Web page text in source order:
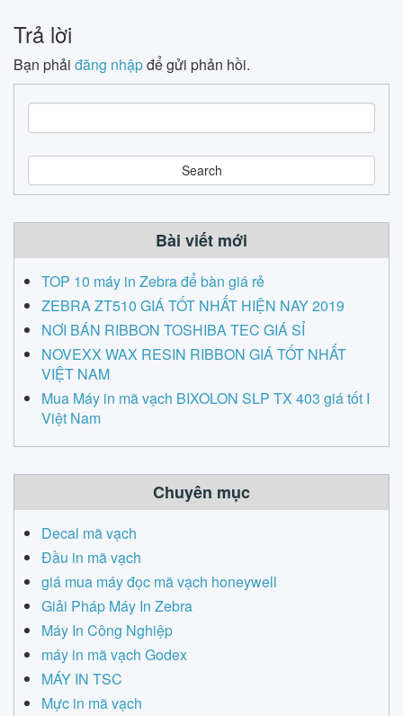
Trả lời
Bạn phải đăng nhậpđể gửi phản hồi.
e
a
r
c
Bài viết mới
TOP 10 máy in Zebra để bàn giá rẻ
ZEBRA ZT510 GIÁ TỐT NHẤT HIỆN NAY 2019
NƠI BÁN RIBBON TOSHIBA TEC GIÁ SỈ
NOVEXX WAX RESIN RIBBON GIÁ TỐT NHẤT
VIỆT NAM
Mua Máy in mã vạch BIXOLON SLP TX 403 giá tốt I
Việt Nam
Chuyên mục
Decal mã vạch
Đầu in mã vạch
giá mua máy đọc mã vạch honeywell
Giải Pháp Máy In Zebra
Máy In Công Nghiệp
máy in mã vạch Godex
MÁY IN TSC
Mực in mã vạch